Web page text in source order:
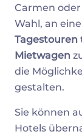
Carmen
Wahl, an
Tagestouren
Mietwagen
die
gestalten.
Sie können
Hotels